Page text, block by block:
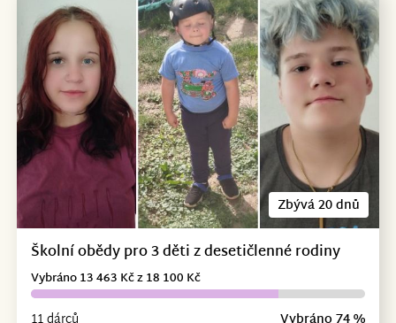
Zbývá 20 dnů
Školní obědy pro 3 děti z desetičlenné rodiny
Vybráno 13 463 Kč z 18 100 Kč